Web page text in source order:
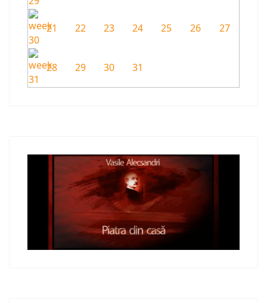
21 22 23 24 25 26 27
28 29 30 31